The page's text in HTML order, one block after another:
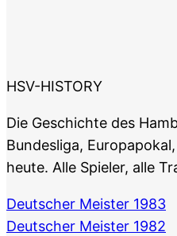
HSV-HISTORY
Die Geschichte des
Bundesliga,
heute. Alle Spieler, alle
Deutscher Meister 1983
Deutscher Meister 1982